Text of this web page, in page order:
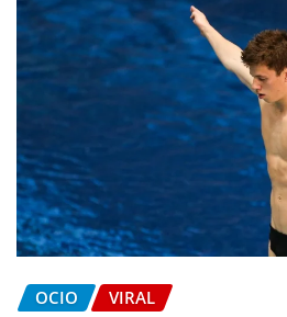
OCIO VIRAL